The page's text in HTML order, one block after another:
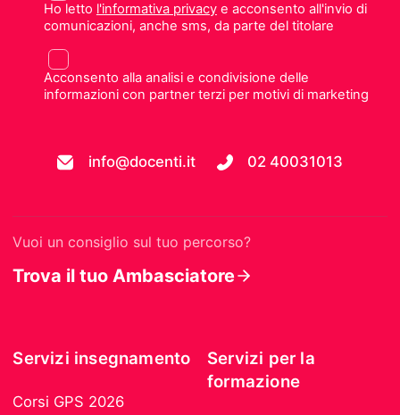
Ho letto l'informativa privacye acconsento all'invio di
comunicazioni, anche sms, da parte del titolare
Acconsento alla analisi e condivisione delle
informazioni con partner terzi per motivi di marketing
info@docenti.it 02 40031013
Vuoi un consiglio sul tuo percorso?
Trova il tuo Ambasciatore
Servizi insegnamento
Corsi GPS 2026
Servizi per la
formazione